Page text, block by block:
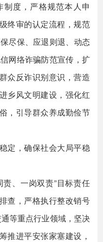
度，严格规范本人申
终审的认定流程，规范
尽保、应退则退、动态
网络诈骗防范宣传，扩
众反诈识别意识，营造
乡风文明建设，强化红
，引导群众养成勤俭节
，确保社会大局平稳
、一岗双责”目标责任
查，严格执行整改销号
等重点行业领域，坚决
推进平安张家塞建设，